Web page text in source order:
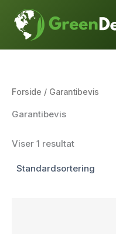
indholdet
Forside / Garantibevis
Garantibevis
Viser 1 resultat